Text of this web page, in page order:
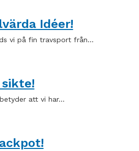
Idéer!
vi på fin travsport från…
att vi har…